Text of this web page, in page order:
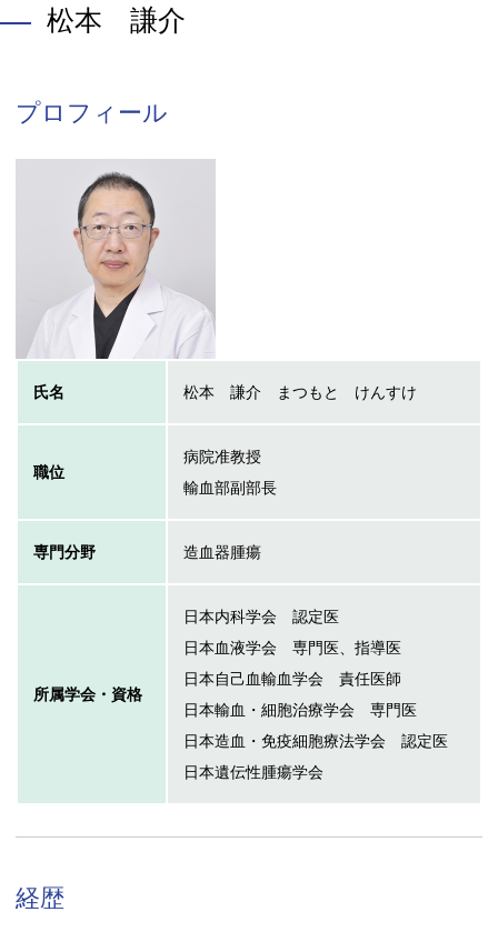
松本 謙介
プロフィール
氏名 松本 謙介 まつもと けんすけ
職位
病院准教授
輸血部副部長
専門分野 造血器腫瘍
所属学会・資格
日本内科学会 認定医
日本血液学会 専門医、指導医
日本自己血輸血学会 責任医師
日本輸血・細胞治療学会 専門医
日本造血・免疫細胞療法学会 認定医
日本遺伝性腫瘍学会
経歴